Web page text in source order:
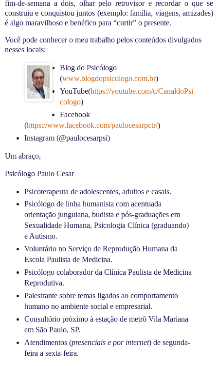
fim-de-semana a dois, olhar pelo retrovisor e recordar o que se
construiu e conquistou juntos (exemplo: família, viagens, amizades)
é algo maravilhoso e benéfico para “curtir” o presente.
Você pode conhecer o meu trabalho pelos conteúdos divulgados
nesses locais:
Blog do Psicólogo
(www.blogdopsicologo.com.br)
YouTube(https://youtube.com/c/CanaldoPsi
cologo)
Facebook
(https://www.facebook.com/paulocesarpctr/)
Instagram (@paulocesarpsi)
Um abraço,
Psicólogo Paulo Cesar
Psicoterapeuta de adolescentes, adultos e casais.
Psicólogo de linha humanista com acentuada
orientação junguiana, budista e pós-graduações em
Sexualidade Humana, Psicologia Clínica (graduando)
e Autismo.
Voluntário no Serviço de Reprodução Humana da
Escola Paulista de Medicina.
Psicólogo colaborador da Clínica Paulista de Medicina
Reprodutiva.
Palestrante sobre temas ligados ao comportamento
humano no ambiente social e empresarial.
Consultório próximo à estação de metrô Vila Mariana
em São Paulo, SP.
Atendimentos (presenciais e por internet) de segunda-
feira a sexta-feira.